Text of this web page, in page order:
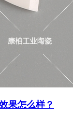
果怎么样？